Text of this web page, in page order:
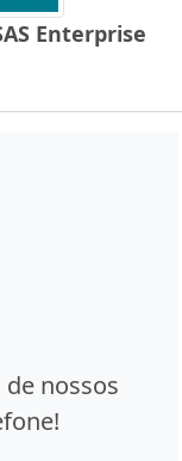
Enterprise
nossos